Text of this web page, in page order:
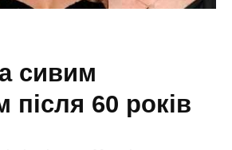
після 60 років